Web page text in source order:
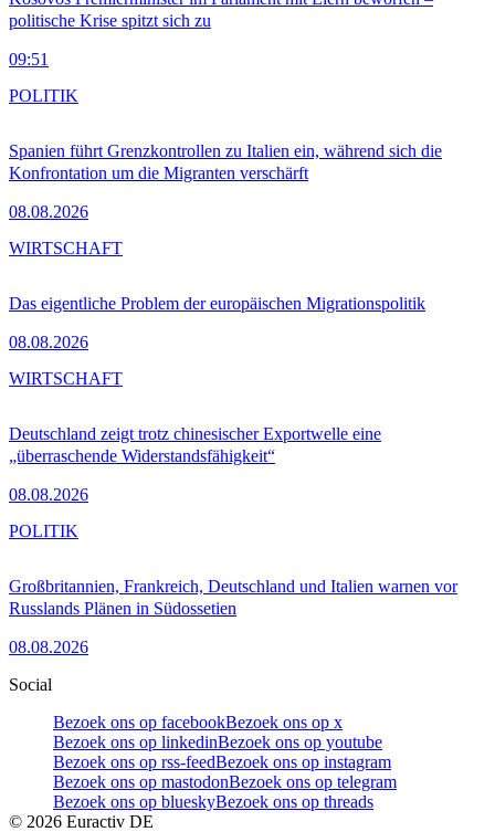
politische Krise spitzt sich zu
09:51
Spanien führt Grenzkontrollen zu Italien ein, während sich die
Konfrontation um die Migranten verschärft
08.08.2026
POLITIK
Das eigentliche Problem der europäischen Migrationspolitik
08.08.2026
WIRTSCHAFT
Deutschland zeigt trotz chinesischer Exportwelle eine
„überraschende Widerstandsfähigkeit“
08.08.2026
WIRTSCHAFT
Großbritannien, Frankreich, Deutschland und Italien warnen vor
Russlands Plänen in Südossetien
08.08.2026
POLITIK
Social
Bezoek ons op facebookBezoek ons op x
Bezoek ons op linkedinBezoek ons op youtube
Bezoek ons op rss-feedBezoek ons op instagram
Bezoek ons op mastodonBezoek ons op telegram
Bezoek ons op blueskyBezoek ons op threads
© 2026 Euractiv DE